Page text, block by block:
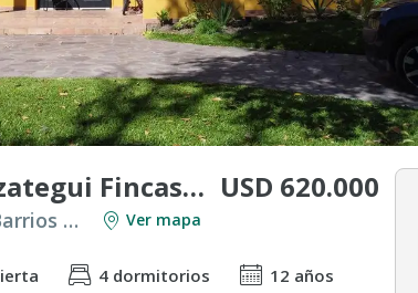
Venta Casa Berazategui Fincas de Iraola 5 dormitorios USD 620.000
Venta en Countries y Barrios Cerrados en Berazategui Ver mapa
4 dormitorios
12 años